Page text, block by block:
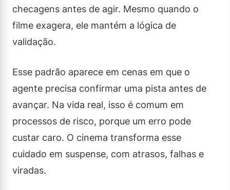
checagens antes de agir. Mesmo quando o
filme exagera, ele mantém a lógica de
validação.
Esse padrão aparece em cenas em que o
agente precisa confirmar uma pista antes de
avançar. Na vida real, isso é comum em
processos de risco, porque um erro pode
custar caro. O cinema transforma esse
cuidado em suspense, com atrasos, falhas e
viradas.